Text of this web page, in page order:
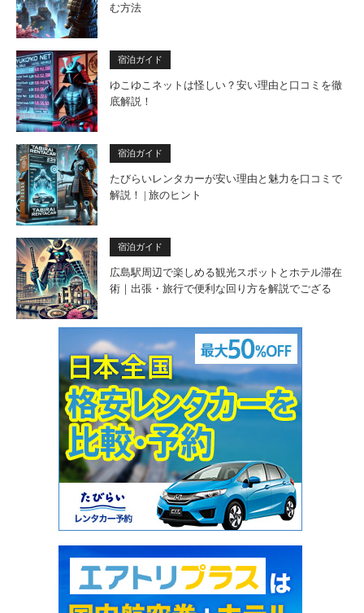
む方法
宿泊ガイド
ゆこゆこネットは怪しい？安い理由と口コミを徹
底解説！
宿泊ガイド
たびらいレンタカーが安い理由と魅力を口コミで
解説！ | 旅のヒント
宿泊ガイド
広島駅周辺で楽しめる観光スポットとホテル滞在
術｜出張・旅行で便利な回り方を解説でござる